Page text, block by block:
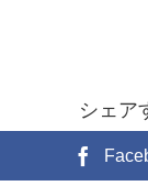
シェア